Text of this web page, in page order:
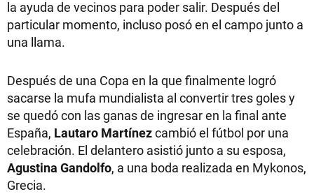
la ayuda de vecinos para poder salir. Después del
particular momento, incluso posó en el campo junto a
una llama.
Después de una Copa en la que finalmente logró
sacarse la mufa mundialista al convertir tres goles y
se quedó con las ganas de ingresar en la final ante
España, Lautaro Martínezcambió el fútbol por una
celebración. El delantero asistió junto a su esposa,
Agustina Gandolfo, a una boda realizada en Mykonos,
Grecia.